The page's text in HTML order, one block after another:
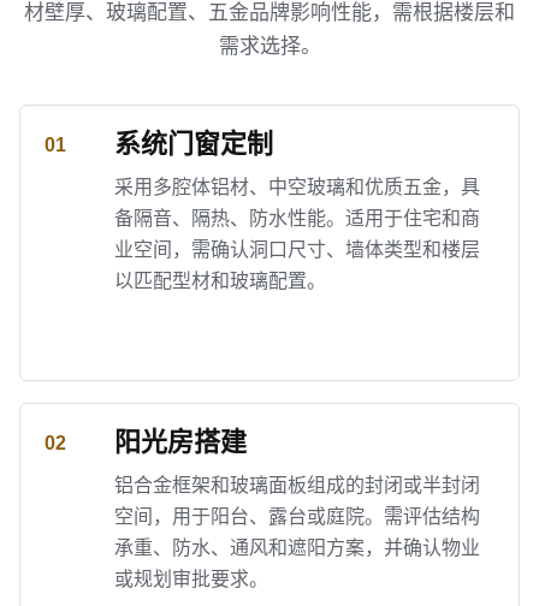
材壁厚、玻璃配置、五金品牌影响性能，需根据楼层和
需求选择。
系统门窗定制
采用多腔体铝材、中空玻璃和优质五金，具
备隔音、隔热、防水性能。适用于住宅和商
业空间，需确认洞口尺寸、墙体类型和楼层
以匹配型材和玻璃配置。
阳光房搭建
铝合金框架和玻璃面板组成的封闭或半封闭
空间，用于阳台、露台或庭院。需评估结构
承重、防水、通风和遮阳方案，并确认物业
或规划审批要求。